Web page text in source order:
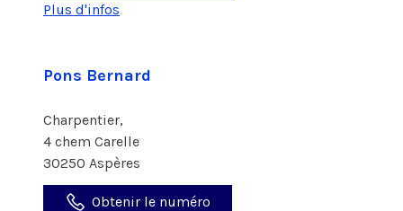
Plus d'infos
Pons Bernard
Charpentier,
4 chem Carelle
30250 Aspères
Obtenir le numéro